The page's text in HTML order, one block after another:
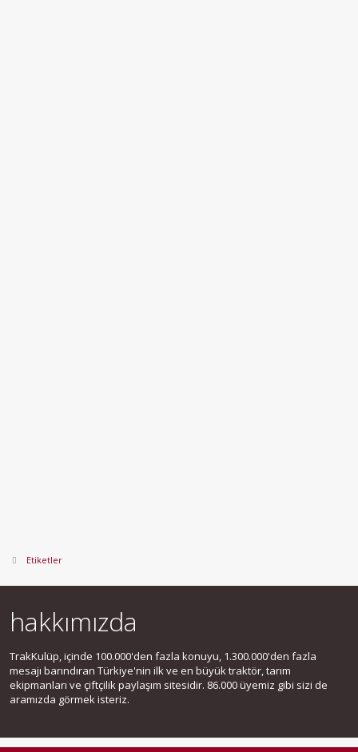
Etiketler
hakkımızda
TrakKulüp, içinde 100.000'den fazla konuyu, 1.300.000'den fazla
mesajı barındıran Türkiye'nin ilk ve en büyük traktör, tarım
ekipmanları ve çiftçilik paylaşım sitesidir. 86.000 üyemiz gibi sizi de
aramızda görmek isteriz.